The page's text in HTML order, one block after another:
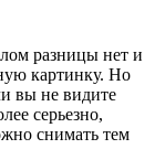
разницы нет и
картинку. Но
вы не видите
серьезно,
снимать тем